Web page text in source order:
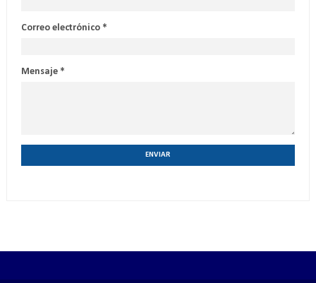
Correo electrónico *
Mensaje *